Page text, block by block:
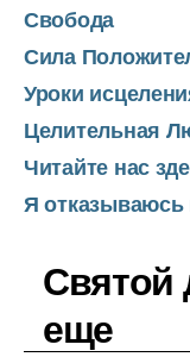
Свобода
Сила
Уроки
Целительная
Читайте нас
Я отказываюсь
Святой
еще